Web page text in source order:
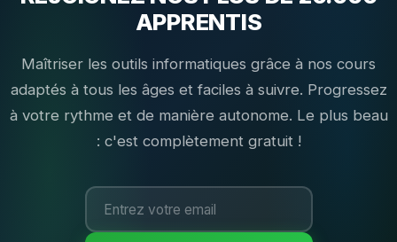
APPRENTIS
Maîtriser les outils informatiques grâce à nos cours
adaptés à tous les âges et faciles à suivre. Progressez
à votre rythme et de manière autonome. Le plus beau
: c'est complètement gratuit !